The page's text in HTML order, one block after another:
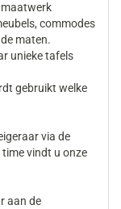
commodes
maten.
unieke tafels
gebruikt welke
via de
time vindt u onze
aan de